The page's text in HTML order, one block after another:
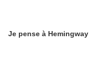
Je pense à Hemingway